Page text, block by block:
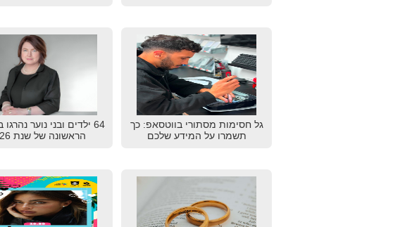
גל חסימות מסתורי בווטסאפ: כך
תשמרו על המידע שלכם
64 ילדים ובני נוער
הראשונה של שנת 2026